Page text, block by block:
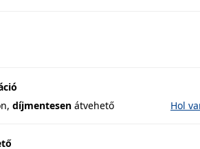
díjmentesen átvehető Hol